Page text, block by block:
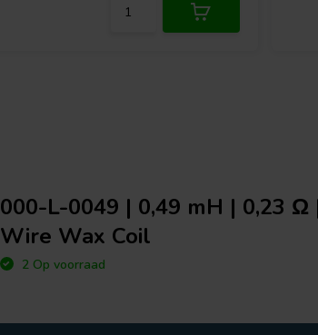
000-L-0049 | 0,49 mH | 0,23
Wire Wax Coil
2 Op voorraad